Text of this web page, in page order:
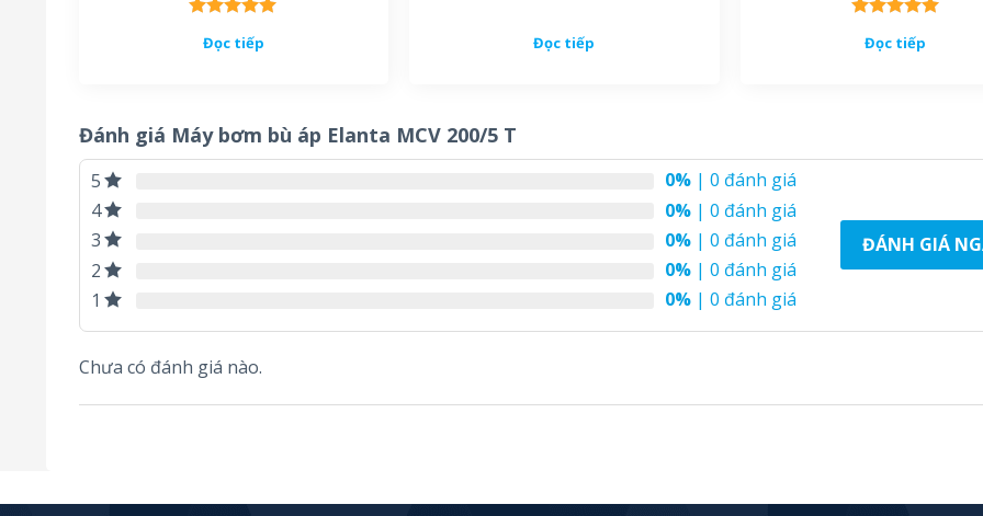
hạng 5.00
Đọc tiếp Đọc tiếp
hạng 5.00
Đọc tiếp
Đánh giá Máy bơm bù áp Elanta MCV 200/5 T
5 0% | 0 đánh giá
4
0% | 0 đánh giá
3
0% | 0 đánh giá
2
0% | 0 đánh giá
1
0% | 0 đánh giá
ĐÁNH GIÁ
Chưa có đánh giá nào.